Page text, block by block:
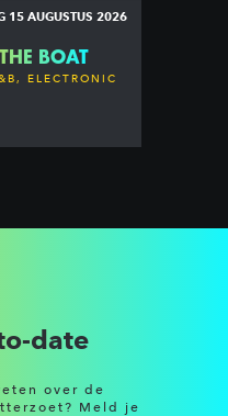
15 AUGUSTUS 2026
BOAT
ELECTRONIC
date
over de
Meld je